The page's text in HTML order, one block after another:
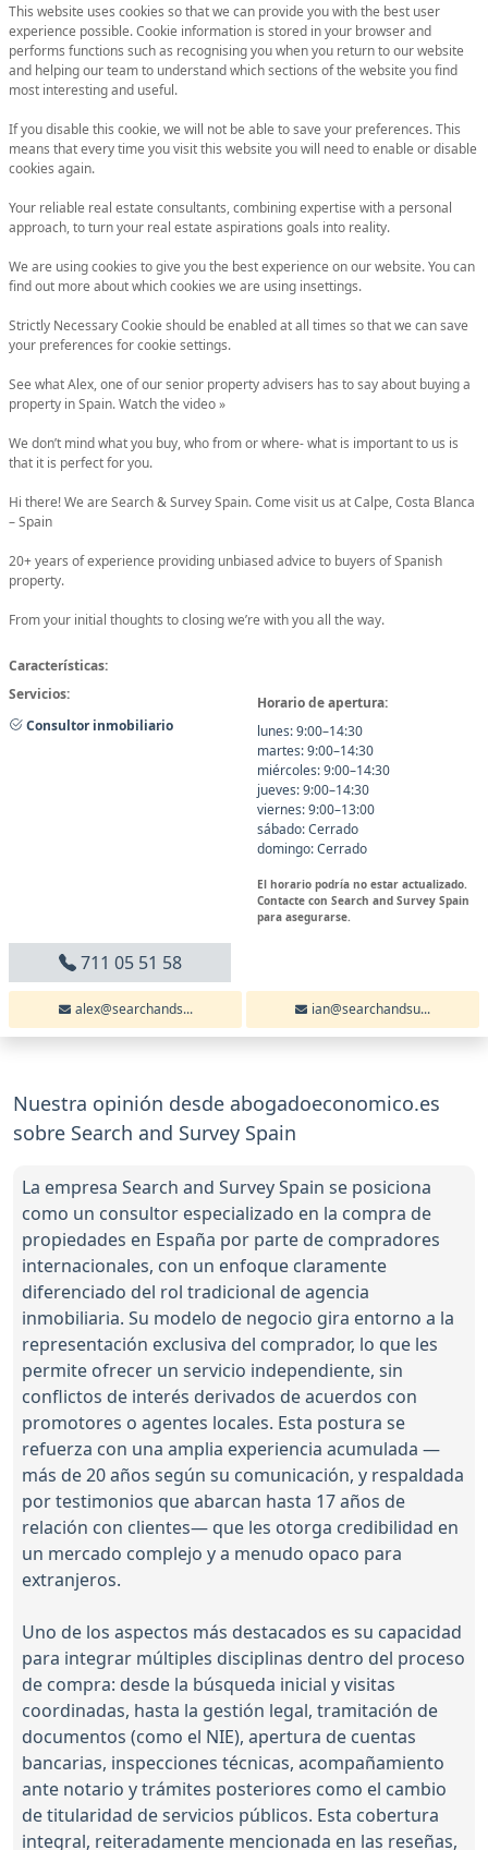
This website uses cookies so that we can provide you with the best user
experience possible. Cookie information is stored in your browser and
performs functions such as recognising you when you return to our website
and helping our team to understand which sections of the website you find
most interesting and useful.
If you disable this cookie, we will not be able to save your preferences. This
means that every time you visit this website you will need to enable or disable
cookies again.
Your reliable real estate consultants, combining expertise with a personal
approach, to turn your real estate aspirations goals into reality.
We are using cookies to give you the best experience on our website. You can
find out more about which cookies we are using insettings.
Strictly Necessary Cookie should be enabled at all times so that we can save
your preferences for cookie settings.
See what Alex, one of our senior property advisers has to say about buying a
property in Spain. Watch the video »
We don’t mind what you buy, who from or where- what is important to us is
that it is perfect for you.
Hi there! We are Search & Survey Spain. Come visit us at Calpe, Costa Blanca
– Spain
20+ years of experience providing unbiased advice to buyers of Spanish
property.
From your initial thoughts to closing we’re with you all the way.
Características:
Servicios:
Consultor inmobiliario
Horario de apertura:
lunes: 9:00–14:30
martes: 9:00–14:30
miércoles: 9:00–14:30
jueves: 9:00–14:30
viernes: 9:00–13:00
sábado: Cerrado
domingo: Cerrado
El horario podría no estar actualizado.
Contacte con Search and Survey Spain
para asegurarse.
711 05 51 58
alex@searchands... ian@searchandsu...
Nuestra opinión desde abogadoeconomico.es
sobre Search and Survey Spain
La empresa Search and Survey Spain se posiciona
como un consultor especializado en la compra de
propiedades en España por parte de compradores
internacionales, con un enfoque claramente
diferenciado del rol tradicional de agencia
inmobiliaria. Su modelo de negocio gira entorno a la
representación exclusiva del comprador, lo que les
permite ofrecer un servicio independiente, sin
conflictos de interés derivados de acuerdos con
promotores o agentes locales. Esta postura se
refuerza con una amplia experiencia acumulada —
más de 20 años según su comunicación, y respaldada
por testimonios que abarcan hasta 17 años de
relación con clientes— que les otorga credibilidad en
un mercado complejo y a menudo opaco para
extranjeros.
Uno de los aspectos más destacados es su capacidad
para integrar múltiples disciplinas dentro del proceso
de compra: desde la búsqueda inicial y visitas
coordinadas, hasta la gestión legal, tramitación de
documentos (como el NIE), apertura de cuentas
bancarias, inspecciones técnicas, acompañamiento
ante notario y trámites posteriores como el cambio
de titularidad de servicios públicos. Esta cobertura
integral, reiteradamente mencionada en las reseñas,